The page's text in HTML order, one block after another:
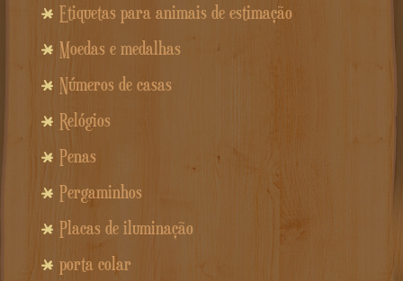
Etiquetas para animais de estimação
Moedas e medalhas
Números de casas
Relógios
Penas
Pergaminhos
Placas de iluminação
porta colar